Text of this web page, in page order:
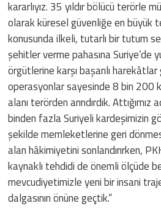
kararlıyız. 35 yıldır bölücü terörle
olarak küresel güvenliğe en büyük
konusunda ilkeli, tutarlı bir tutum
şehitler verme pahasına Suriye’de
örgütlerine karşı başarılı
operasyonlar sayesinde 8 bin 200
alanı terörden arındırdık.
binden fazla Suriyeli kardeşimizin
şekilde memleketlerine geri
alan hâkimiyetini sonlandırırken,
kaynaklı tehdidi de önemli ölçüde
mevcudiyetimizle yeni bir insani
dalgasının önüne geçtik.”